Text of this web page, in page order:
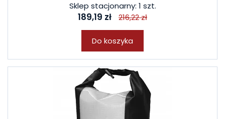
Sklep stacjonarny: 1 szt.
189,19 zł 216,22 zł
Do koszyka